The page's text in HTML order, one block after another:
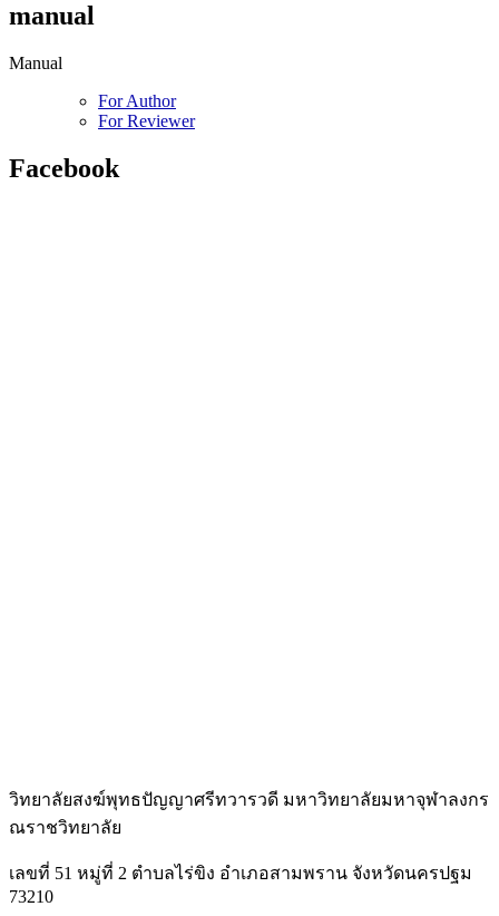
manual
Manual
For Author
For Reviewer
Facebook
วิทยาลัยสงฆ์พุทธปัญญาศรีทวารวดี มหาวิทยาลัยมหาจุฬาลงกร
ณราชวิทยาลัย
เลขที่ 51 หมู่ที่ 2 ตำบลไร่ขิง อำเภอสามพราน จังหวัดนครปฐม
73210